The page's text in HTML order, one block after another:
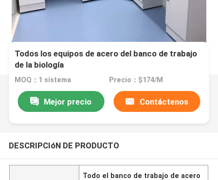
Todos los equipos de acero del banco de trabajo
de la biología
MOQ：1 sistema Precio：$174/M
Mejor precio Contáctenos
DESCRIPCIóN DE PRODUCTO
Todo el banco de trabajo de acero